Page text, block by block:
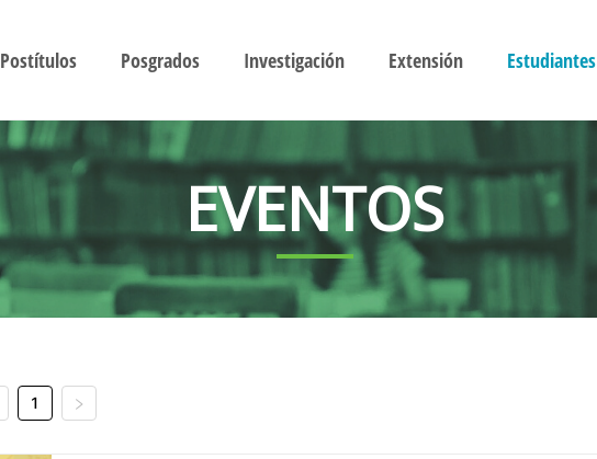
Postítulos Posgrados Investigación Extensión Estudiantes
EVENTOS
1